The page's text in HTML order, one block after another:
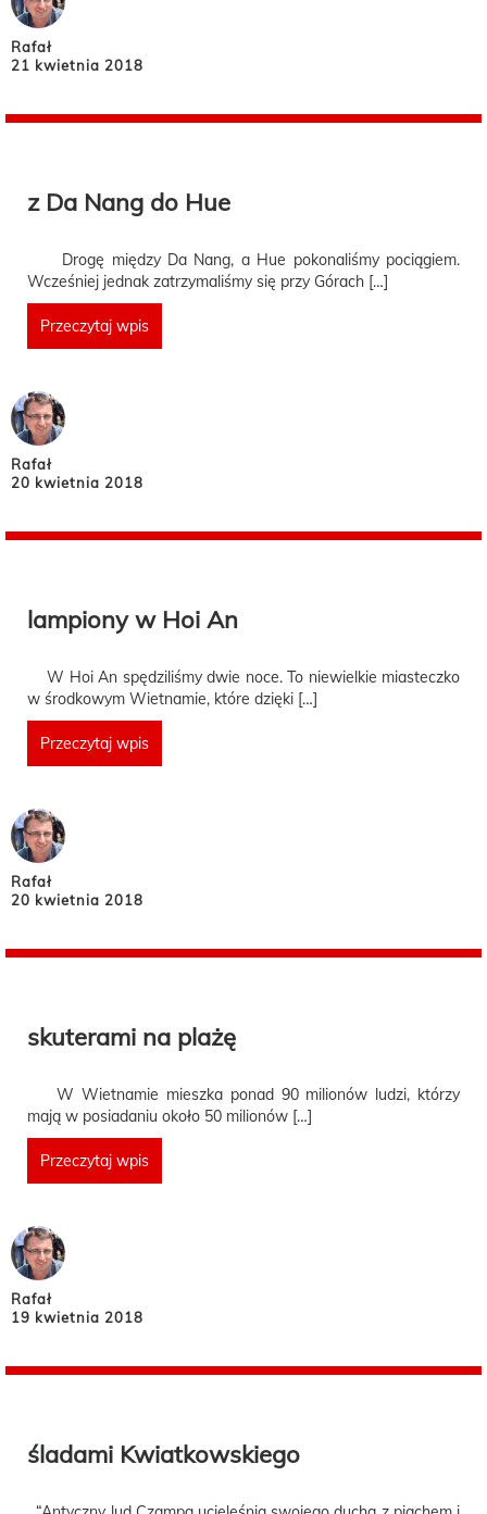
Rafał
21 kwietnia 2018
z Da Nang do Hue
Drogę między Da Nang, a Hue pokonaliśmy pociągiem.
Wcześniej jednak zatrzymaliśmy się przy Górach […]
Przeczytaj wpis
Rafał
20 kwietnia 2018
lampiony w Hoi An
W Hoi An spędziliśmy dwie noce. To niewielkie miasteczko
w środkowym Wietnamie, które dzięki […]
Przeczytaj wpis
Rafał
20 kwietnia 2018
skuterami na plażę
W Wietnamie mieszka ponad 90 milionów ludzi, którzy
mają w posiadaniu około 50 milionów […]
Przeczytaj wpis
Rafał
19 kwietnia 2018
śladami Kwiatkowskiego